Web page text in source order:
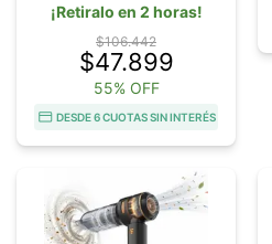
¡Retiralo en 2 horas!
$106.442
$47.899
55% OFF
DESDE 6 CUOTAS SIN INTERÉS